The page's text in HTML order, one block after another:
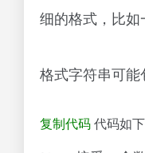
细的格式，比如
格式字符串可能
复制代码 代码如